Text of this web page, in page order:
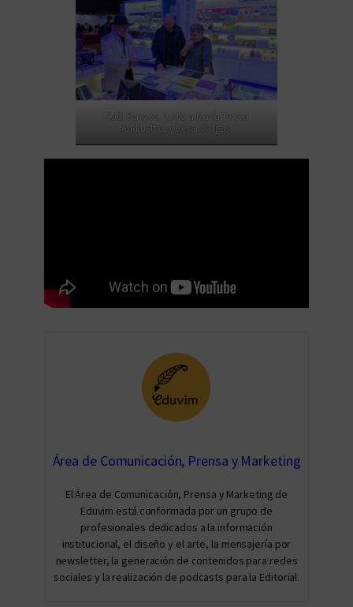
Raúl Sansica, junto a María Teresa
Andruetto, y César Vargas.
Área de Comunicación, Prensa y Marketing
El Área de Comunicación, Prensa y Marketing de
Eduvim está conformada por un grupo de
profesionales dedicados a la información
institucional, el diseño y el arte, la mensajería por
newsletter, la generación de contenidos para redes
sociales y la realización de podcasts para la Editorial.